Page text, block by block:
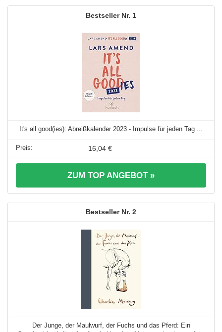
1
It's all good(ies): Abreißkalender 2023 - Impulse für jeden Tag ...
16,04 €
ZUM TOP ANGEBOT »
2
Der Junge, der Maulwurf, der Fuchs und das Pferd: Ein